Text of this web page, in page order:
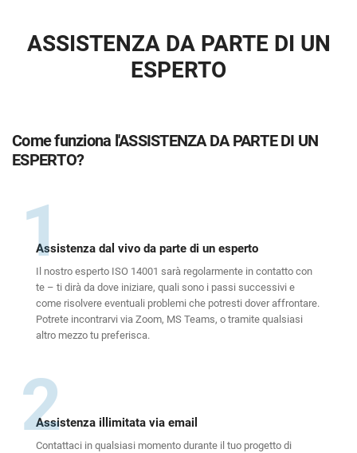
ASSISTENZA DA PARTE DI UN
ESPERTO
Come funziona l'ASSISTENZA DA PARTE DI UN
ESPERTO?
1
Assistenza dal vivo da parte di un esperto
Il nostro esperto ISO 14001 sarà regolarmente in contatto con
te – ti dirà da dove iniziare, quali sono i passi successivi e
come risolvere eventuali problemi che potresti dover affrontare.
Potrete incontrarvi via Zoom, MS Teams, o tramite qualsiasi
altro mezzo tu preferisca.
2
Assistenza illimitata via email
Contattaci in qualsiasi momento durante il tuo progetto di